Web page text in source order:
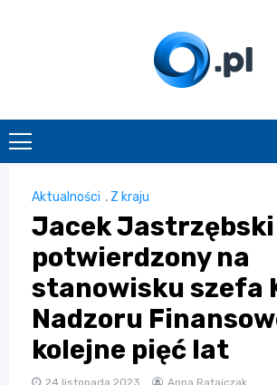
O.pl
Aktualności , Z kraju
Jacek Jastrzębski
potwierdzony na
stanowisku szefa
Nadzoru
kolejne pięć lat